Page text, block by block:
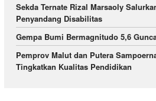
Sekda Ternate Rizal Marsaoly
Penyandang Disabilitas
Gempa Bumi Bermagnitudo 5,6
Pemprov Malut dan Putera
Tingkatkan Kualitas Pendidikan